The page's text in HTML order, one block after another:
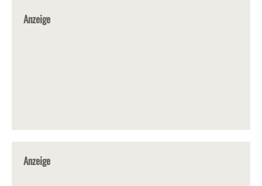
Anzeige
Anzeige